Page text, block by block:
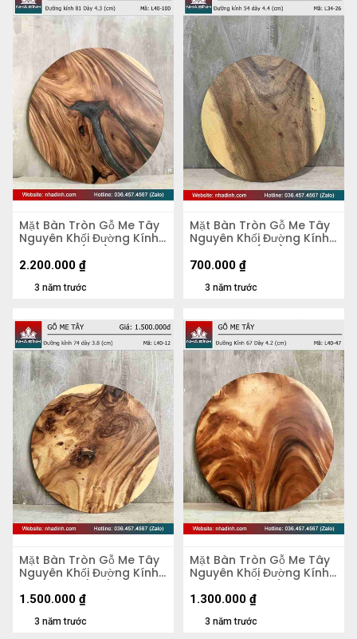
Mặt Bàn Tròn Gỗ Me Tây
Nguyên Khối Đường Kính
81 Dày 4,3 (cm)
3 năm trước
2.200.000 ₫
Mặt Bàn Tròn Gỗ Me Tây
Nguyên Khối Đường Kính
54 Dày 4.4 (cm)
3 năm trước
700.000 ₫
Mặt Bàn Tròn Gỗ Me Tây
Nguyên Khối Đường Kính
74 Dày 3.8 (cm)
3 năm trước
1.500.000 ₫
Mặt Bàn Tròn Gỗ Me Tây
Nguyên Khối Đường Kính
67 Dày 4,2 (cm)
3 năm trước
1.300.000 ₫